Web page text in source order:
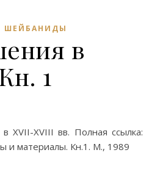
ШЕЙБАНИДЫ
в
1
XVII-XVIII вв. Полная ссылка:
и материалы. Кн.1. М., 1989